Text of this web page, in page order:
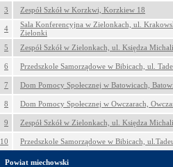
3 Zespół Szkół w Korzkwi, Korzkiew 18
4
Sala Konferencyjna w Zielonkach, ul.
Zielonki
5
Zespół Szkół w Zielonkach, ul. Księdza
6 Przedszkole Samorządowe w Bibicach, ul.
7 Dom Pomocy Społecznej w Batowicach,
8 Dom Pomocy Społecznej w Owczarach,
9 Zespół Szkół w Zielonkach, ul. Księdza
10 Przedszkole Samorządowe w Bibicach,
Powiat miechowski